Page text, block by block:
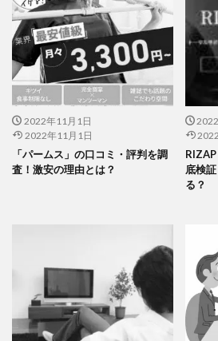
2022年11月1日
2022年11月1日
「パームス」の口コミ・評判を調
査！激安の理由とは？
底検
る？